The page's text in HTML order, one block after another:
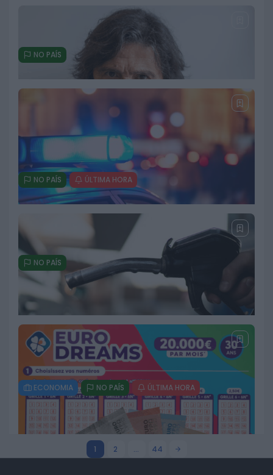
NO PAÍS
Mais de 50 concelhos em risco
máximo de incêndio apesar da
descida das temperaturas e do
regresso da chuva
NO PAÍS ÚLTIMA HORA
Morreu Luís Represas aos 69 anos
NO PAÍS
PSP e GNR detêm mais de mil
pessoas numa semana e registam
mais de 11 mil infrações
rodoviárias
18 DE JULHO, 2026
ECONOMIA NO PAÍS ÚLTIMA HORA
Combustíveis disparam na
segunda-feira com maior subida
desde março
18 DE JULHO, 2026 1 2 … 44